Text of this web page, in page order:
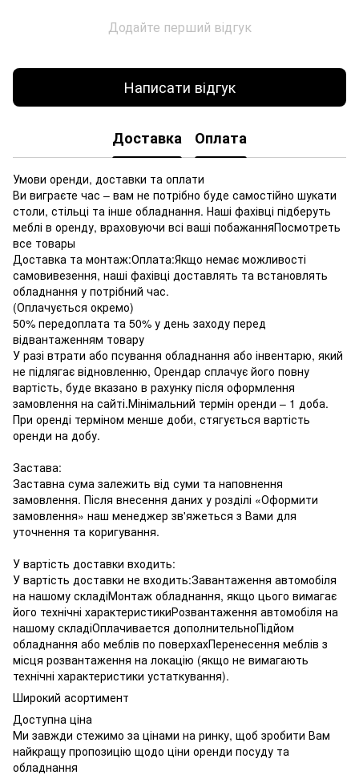
Додайте перший відгук
Написати відгук
Доставка Оплата
Умови оренди, доставки та оплати
Ви виграєте час – вам не потрібно буде самостійно шукати
столи, стільці та інше обладнання. Наші фахівці підберуть
меблі в оренду, враховуючи всі ваші побажанняПосмотреть
все товары
Доставка та монтаж:Оплата:Якщо немає можливості
самовивезення, наші фахівці доставлять та встановлять
обладнання у потрібний час.
(Оплачується окремо)
50% передоплата та 50% у день заходу перед
відвантаженням товару
У разі втрати або псування обладнання або інвентарю, який
не підлягає відновленню, Орендар сплачує його повну
вартість, буде вказано в рахунку після оформлення
замовлення на сайті.Мінімальний термін оренди – 1 доба.
При оренді терміном менше доби, стягується вартість
оренди на добу.
Застава:
Заставна сума залежить від суми та наповнення
замовлення. Після внесення даних у розділі «Оформити
замовлення» наш менеджер зв'яжеться з Вами для
уточнення та коригування.
У вартість доставки входить:
У вартість доставки не входить:Завантаження автомобіля
на нашому складіМонтаж обладнання, якщо цього вимагає
його технічні характеристикиРозвантаження автомобіля на
нашому складіОплачивается дополнительноПідйом
обладнання або меблів по поверхахПеренесення меблів з
місця розвантаження на локацію (якщо не вимагають
технічні характеристики устаткування).
Широкий асортимент
Доступна ціна
Ми завжди стежимо за цінами на ринку, щоб зробити Вам
найкращу пропозицію щодо ціни оренди посуду та
обладнання